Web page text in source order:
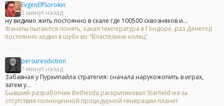
EvgenElfSorokin
5 минут назад
ну видимо жить постоянно в скале где 100500 сквозняков и...
Фанаты пытаются понять, какая температура в Гондоре, раз Денетор
постоянно ходил в шубе во "Властелине колец"
persuresdiction
7 минут назад
Забавная у Пуркипайла стратегия: сначала нарукожопить в играх,
затем у...
Бывший разработчик Bethesda раскритиковал Starfield из-за
отсутствия полноценной процедурной генерации планет